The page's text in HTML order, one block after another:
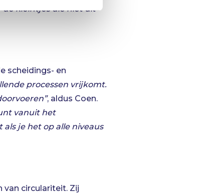
de kleintjes die niet uit
scheidings- en
processen vrijkomt.
, aldus Coen.
vanuit het
je het op alle niveaus
circulariteit. Zij